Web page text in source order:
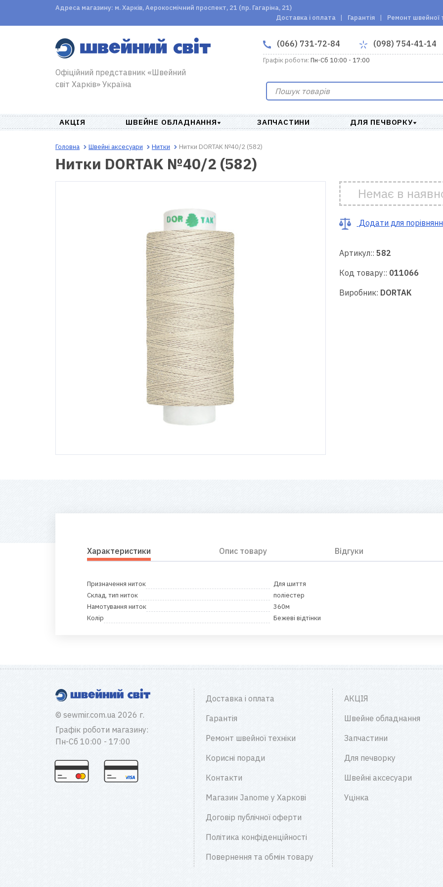
Адреса магазину: м. Харків, Аерокосмічний проспект, 21 (пр. Гагаріна, 21)
Доставка і оплата
Гарантія Ремонт швейної
Офіційний представник «Швейний
світ Харків» Україна
(066) 731-72-84 (098) 754-41-14
Графік роботи: Пн-Сб 10:00 - 17:00
АКЦІЯ ШВЕЙНЕ ОБЛАДНАННЯ ЗАПЧАСТИНИ ДЛЯ ПЕЧВОРКУ
Головна Швейні аксесуари Нитки Нитки DORTAK №40/2 (582)
Нитки DORTAK №40/2 (582)
Немає в
Додати для
Артикул:: 582
Код товару:: 011066
Виробник: DORTAK
Характеристики Опис товару Відгуки
Призначення ниток
Для шиття
Склад, тип ниток
поліестер
Намотування ниток
360м
Колір
Бежеві відтінки
© sewmir.com.ua 2026 г.
Графік роботи магазину:
Пн-Сб 10:00 - 17:00
Доставка і оплата
Гарантія
Ремонт швейної техніки
Корисні поради
Контакти
Магазин Janome у Харкові
Договір публічної оферти
Політика конфіденційності
Повернення та обмін товару
АКЦІЯ
Швейне обладнання
Запчастини
Для печворку
Швейні аксесуари
Уцінка